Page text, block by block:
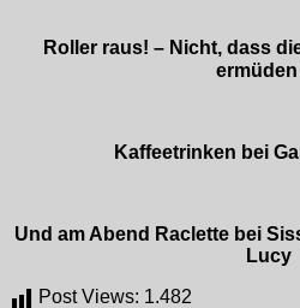
Roller raus! – Nicht, dass
ermüden
Kaffeetrinken bei
Und am Abend Raclette bei
Lucy
Post Views: 1.482